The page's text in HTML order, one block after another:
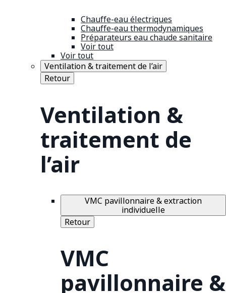
Chauffe-eau électriques
Chauffe-eau thermodynamiques
Préparateurs eau chaude sanitaire
Voir tout
Voir tout
Ventilation & traitement de l’air
Retour
Ventilation &
traitement de
l’air
VMC pavillonnaire & extraction
individuelle
Retour
VMC
pavillonnaire &